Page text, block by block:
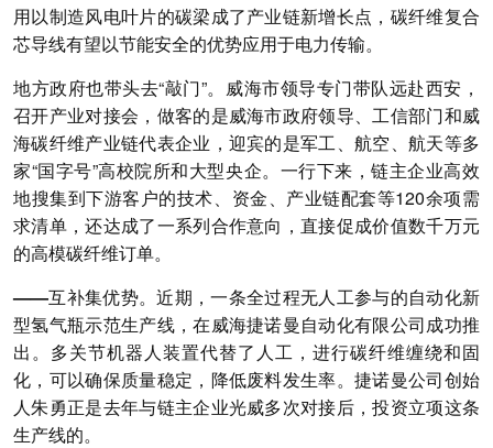
用以制造风电叶片的碳梁成了产业链新增长点，碳纤维复合
芯导线有望以节能安全的优势应用于电力传输。
地方政府也带头去“敲门”。威海市领导专门带队远赴西安，
召开产业对接会，做客的是威海市政府领导、工信部门和威
海碳纤维产业链代表企业，迎宾的是军工、航空、航天等多
家“国字号”高校院所和大型央企。一行下来，链主企业高效
地搜集到下游客户的技术、资金、产业链配套等120余项需
求清单，还达成了一系列合作意向，直接促成价值数千万元
的高模碳纤维订单。
——互补集优势。近期，一条全过程无人工参与的自动化新
型氢气瓶示范生产线，在威海捷诺曼自动化有限公司成功推
出。多关节机器人装置代替了人工，进行碳纤维缠绕和固
化，可以确保质量稳定，降低废料发生率。捷诺曼公司创始
人朱勇正是去年与链主企业光威多次对接后，投资立项这条
生产线的。